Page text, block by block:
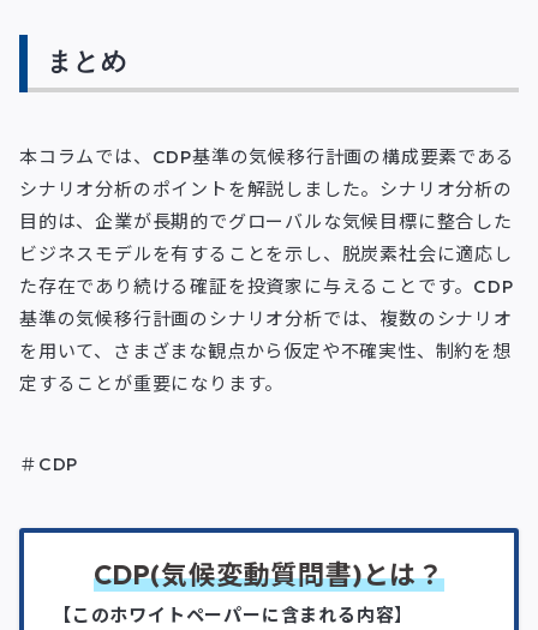
まとめ
本コラムでは、CDP基準の気候移行計画の構成要素である
シナリオ分析のポイントを解説しました。シナリオ分析の
目的は、企業が長期的でグローバルな気候目標に整合した
ビジネスモデルを有することを示し、脱炭素社会に適応し
た存在であり続ける確証を投資家に与えることです。CDP
基準の気候移行計画のシナリオ分析では、複数のシナリオ
を用いて、さまざまな観点から仮定や不確実性、制約を想
定することが重要になります。
＃CDP
CDP(気候変動質問書)とは？
【このホワイトペーパーに含まれる内容】